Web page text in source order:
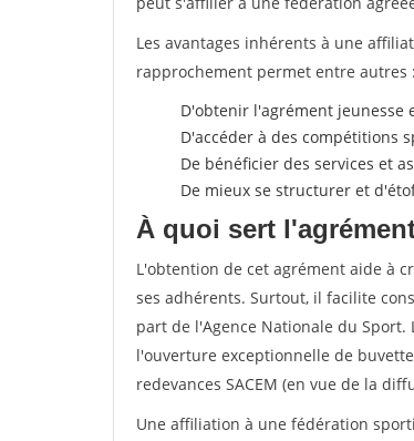
Les avantages inhérents à une
rapprochement permet entre autres :
D'obtenir l'agrément jeunesse
D'accéder à des compétitions
De bénéficier des services et
De mieux se structurer et
À quoi sert
L'obtention de cet agrément aide à
ses adhérents. Surtout, il facilite
part de l'Agence Nationale du
l'ouverture exceptionnelle de
redevances SACEM (en vue de la
Une affiliation à une fédération